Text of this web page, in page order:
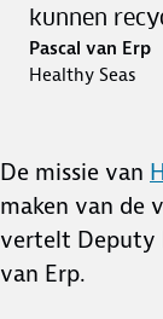
kunnen
Pascal van Erp
Healthy Seas
De missie van
maken van de
vertelt Deputy
van Erp.